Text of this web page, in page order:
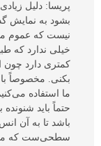
پریسا: دلیل
بشود به نمایش
نیست که عموم
خیلی ندارد که
کمتری دارد چون
بکنی. مخصوصاً
ما استفاده
حتماً باید
باشد تا به آن انس
سطحی‌ست که